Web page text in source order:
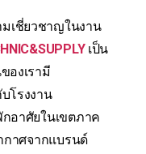
เชี่ยวชาญในงาน
เป็น
องเรามี
โรงงาน
อาศัยในเขตภาค
กาศจากแบรนด์